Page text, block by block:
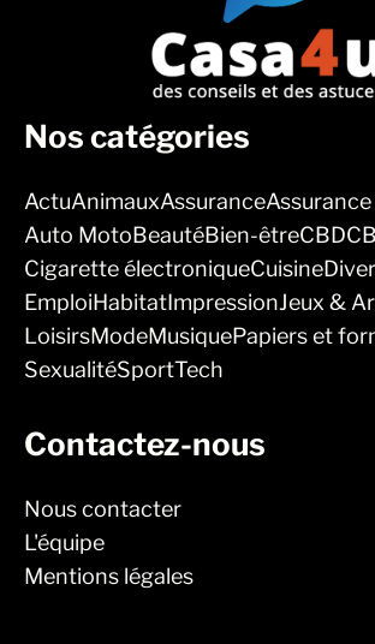
Nos catégories
ActuAnimauxAssurance
Auto MotoBeautéBien-êtreCBD
Cigarette électroniqueCuisine
EmploiHabitatImpressionJeux &
LoisirsModeMusiquePapiers et
SexualitéSportTech
Contactez-nous
Nous contacter
L'équipe
Mentions légales